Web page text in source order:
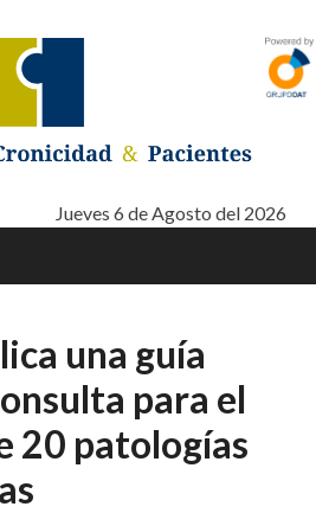
–
–
– Pacientes
Jueves 6 de Agosto del 2026
una guía
para el
20 patologías